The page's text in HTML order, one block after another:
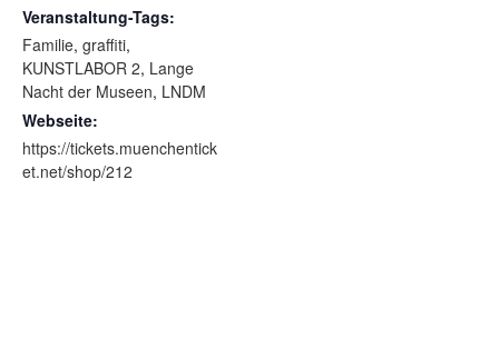
Veranstaltung-Tags:
Familie, graffiti,
KUNSTLABOR 2, Lange
Nacht der Museen, LNDM
Webseite:
https://tickets.muenchentick
et.net/shop/212